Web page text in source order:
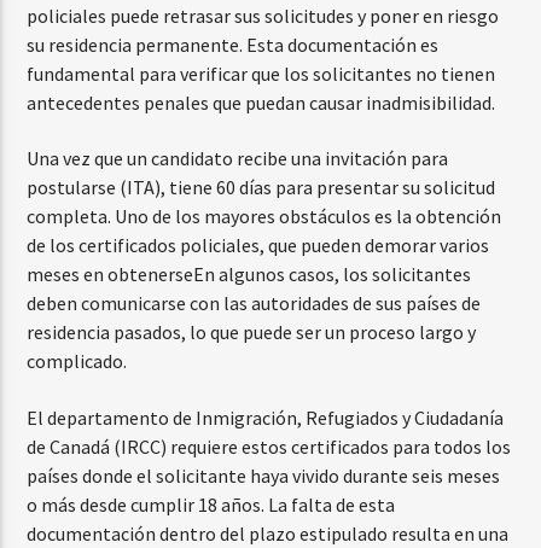
policiales puede retrasar sus solicitudes y poner en riesgo
su residencia permanente. Esta documentación es
fundamental para verificar que los solicitantes no tienen
antecedentes penales que puedan causar inadmisibilidad.
Una vez que un candidato recibe una invitación para
postularse (ITA), tiene 60 días para presentar su solicitud
completa. Uno de los mayores obstáculos es la obtención
de los certificados policiales, que pueden demorar varios
meses en obtenerseEn algunos casos, los solicitantes
deben comunicarse con las autoridades de sus países de
residencia pasados, lo que puede ser un proceso largo y
complicado.
El departamento de Inmigración, Refugiados y Ciudadanía
de Canadá (IRCC) requiere estos certificados para todos los
países donde el solicitante haya vivido durante seis meses
o más desde cumplir 18 años. La falta de esta
documentación dentro del plazo estipulado resulta en una